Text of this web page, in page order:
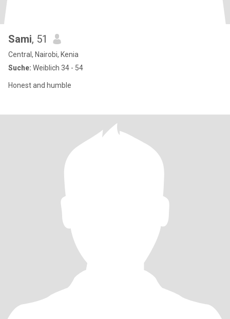
Sami, 51
Central, Nairobi, Kenia
Suche: Weiblich 34 - 54
Honest and humble